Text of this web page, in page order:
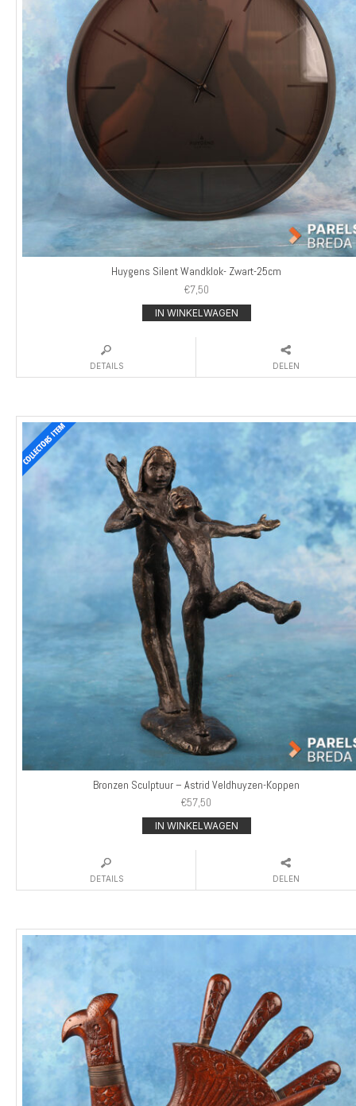
Huygens Silent Wandklok- Zwart-25cm
€7,50
IN WINKELWAGEN
DETAILS DELEN
Bronzen Sculptuur – Astrid Veldhuyzen-Koppen
€57,50
IN WINKELWAGEN
DETAILS DELEN